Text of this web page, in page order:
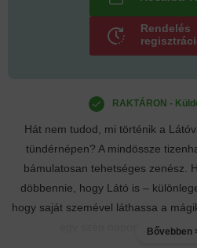
Hát nem tudod, mi történik a
tündérnépen? A mindössze
bámulatosan tehetséges zenész.
döbbennie, hogy Látó is –
hogy saját szemével láthassa a
egy szép napon váratlanul
Bővebben
RAKTÁRON -
Rendelés